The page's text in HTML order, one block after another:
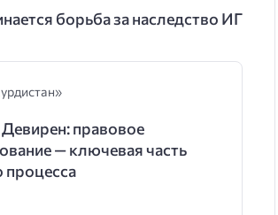
борьба за наследство ИГ
правовое
— ключевая часть
процесса